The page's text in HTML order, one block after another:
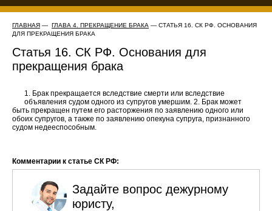
ГЛАВНАЯ — ГЛАВА 4. ПРЕКРАЩЕНИЕ БРАКА — СТАТЬЯ 16. СК РФ. ОСНОВАНИЯ
ДЛЯ ПРЕКРАЩЕНИЯ БРАКА
Статья 16. СК РФ. Основания для
прекращения брака
1. Брак прекращается вследствие смерти или вследствие
объявления судом одного из супругов умершим. 2. Брак может
быть прекращен путем его расторжения по заявлению одного или
обоих супругов, а также по заявлению опекуна супруга, признанного
судом недееспособным.
Комментарии к статье СК РФ:
Задайте вопрос дежурному
юристу,